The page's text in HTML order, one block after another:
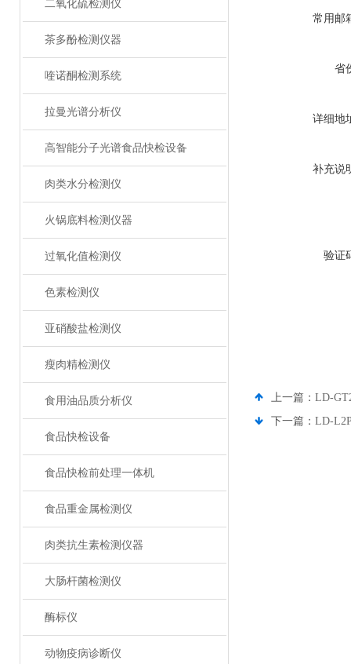
二氧化硫检测仪
茶多酚检测仪器
喹诺酮检测系统
拉曼光谱分析仪
高智能分子光谱食品快检设备
肉类水分检测仪
火锅底料检测仪器
过氧化值检测仪
色素检测仪
亚硝酸盐检测仪
瘦肉精检测仪
食用油品质分析仪
食品快检设备
食品快检前处理一体机
食品重金属检测仪
肉类抗生素检测仪器
大肠杆菌检测仪
酶标仪
动物疫病诊断仪
常用邮
省
详细地
补充说
验证
上一篇： LD-
下一篇： LD-